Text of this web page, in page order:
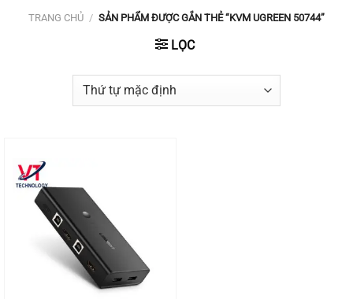
TRANG CHỦ / SẢN PHẨM ĐƯỢC GẮN THẺ “KVM UGREEN 50744”
LỌC